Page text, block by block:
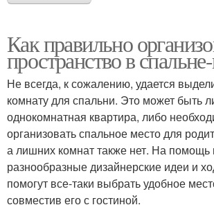
Как правильно
пространство в
Не всегда, к сожалению, удается
комнату для спальни. Это может быть
однокомнатная квартира, либо
организовать спальное место для
а лишних комнат также нет. На
разнообразные дизайнерские идеи и
помогут все-таки выбрать удобное
совместив его с гостиной.